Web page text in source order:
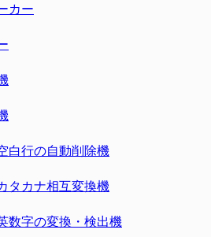
カー
白行の自動削除機
タカナ相互変換機
数字の変換・検出機